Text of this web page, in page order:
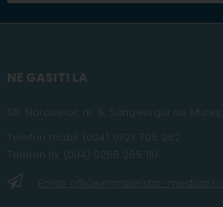
NE GASITI LA
Str. Narciselor, nr. 8, Sângeorgiu de Mureș
Telefon mobil (004) 0727 795 952
Telefon fix: (004) 0265 265 110
Email: office@timberstar-medical.ro